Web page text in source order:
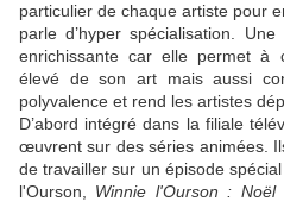
particulier de chaque artiste pour
parle d’hyper spécialisation.
enrichissante car elle permet à
élevé de son art mais aussi
polyvalence et rend les artistes
D’abord intégré dans la filiale
œuvrent sur des séries animées.
de travailler sur un épisode
l'Ourson, Winnie l'Ourson : Noël